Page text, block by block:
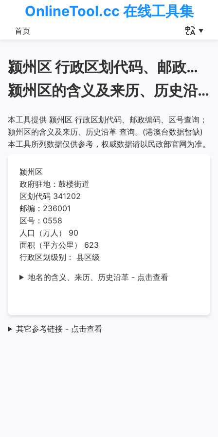
OnlineTool.cc 在线工具集
首页
颍州区 行政区划代码、邮政编码、区号查询
颍州区的含义及来历、历史沿革
本工具提供 颍州区 行政区划代码、邮政编码、区号查询；
颍州区的含义及来历、历史沿革 查询。(港澳台数据暂缺)
本工具所列数据仅供参考，权威数据请以民政部官网为准。
颍州区
政府驻地：鼓楼街道
区划代码 341202
邮编：236001
区号：0558
人口（万人） 90
面积（平方公里） 623
行政区划级别： 县区级
地名的含义、来历、历史沿革 - 点击查看
其它参考链接 - 点击查看